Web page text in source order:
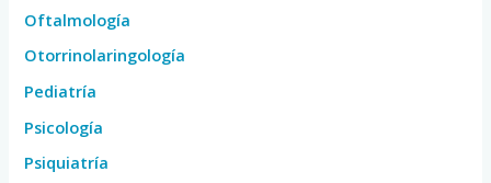
Oftalmología
Otorrinolaringología
Pediatría
Psicología
Psiquiatría